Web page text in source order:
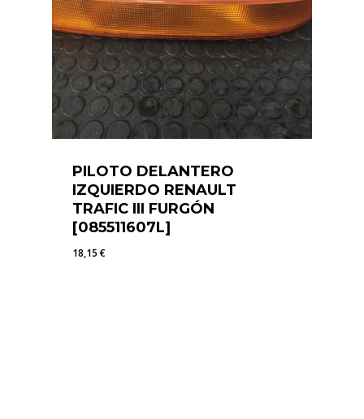
PILOTO DELANTERO
IZQUIERDO RENAULT
TRAFIC III FURGÓN
[085511607L]
18,15€